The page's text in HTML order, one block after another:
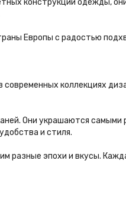
Европы с радостью
коллекциях
Они украшаются
и стиля.
разные эпохи и вкусы.